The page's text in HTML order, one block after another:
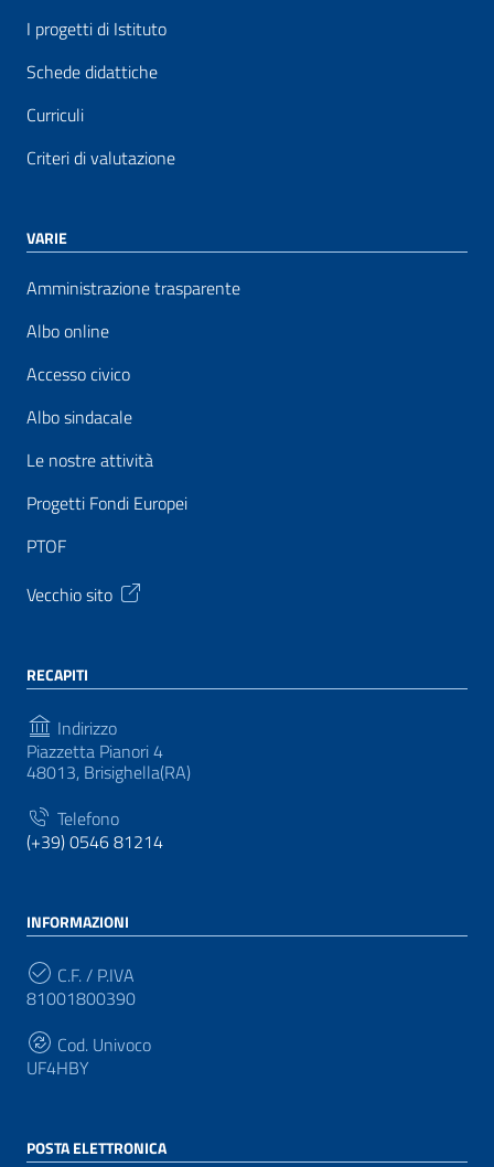
I progetti di Istituto
Schede didattiche
Curriculi
Criteri di valutazione
VARIE
Amministrazione trasparente
Albo online
Accesso civico
Albo sindacale
Le nostre attività
Progetti Fondi Europei
PTOF
Vecchio sito
RECAPITI
Indirizzo
Piazzetta Pianori 4
48013, Brisighella(RA)
Telefono
(+39) 0546 81214
INFORMAZIONI
C.F. / P.IVA
81001800390
Cod. Univoco
UF4HBY
POSTA ELETTRONICA